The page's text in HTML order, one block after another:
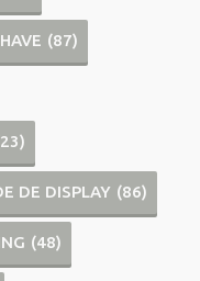
(87)
DE DISPLAY (86)
(48)